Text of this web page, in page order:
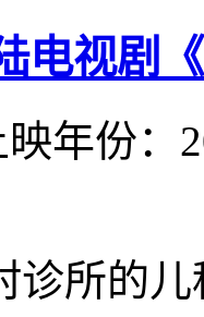
电视剧
映年份：
所的儿